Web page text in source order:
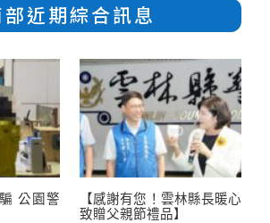
近期綜合訊息
公園警
【感謝有您！雲林縣長暖心
致贈父親節禮品】